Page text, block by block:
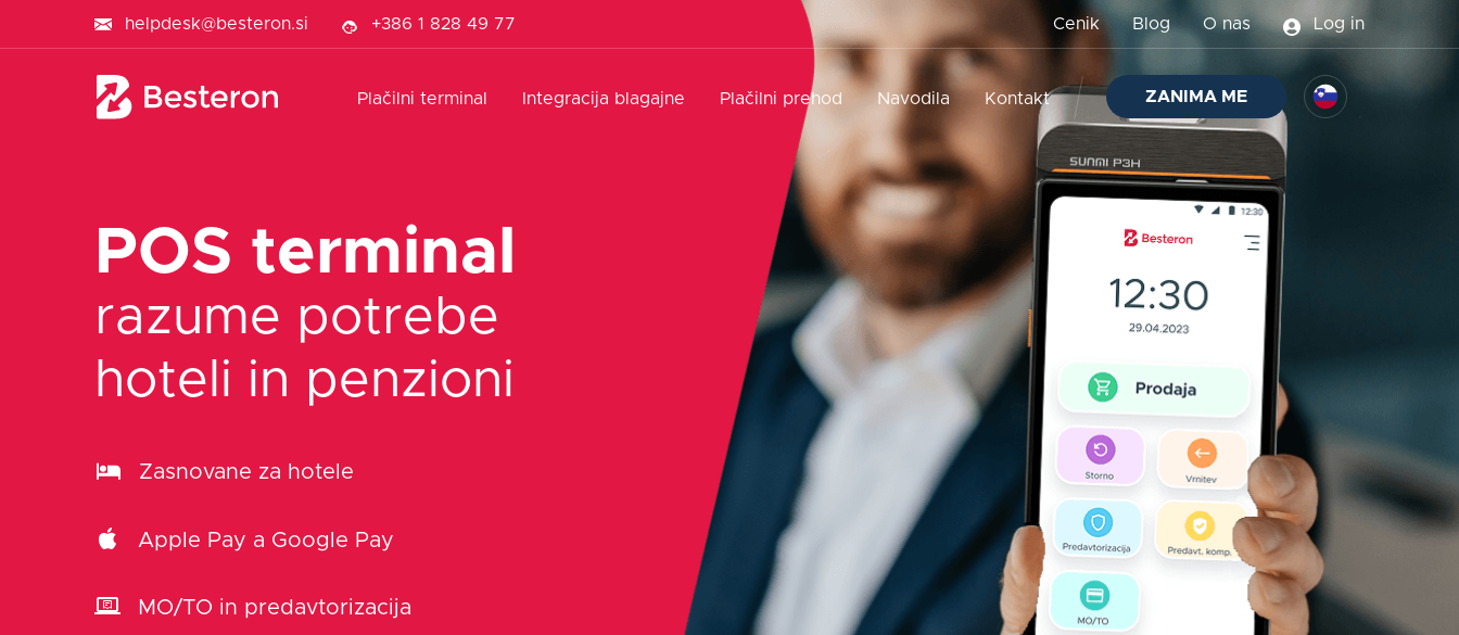
Log in
O nas
Blog
Cenik
helpdesk@besteron.si +386 1 828 49 77
ZANIMA ME
Kontakt
Navodila
Plačilni prehod
Integracija blagajne
Plačilni terminal
POS terminal
razume potrebe
hoteli in penzioni
Zasnovane za hotele
Apple Pay a Google Pay
MO/TO in predavtorizacija